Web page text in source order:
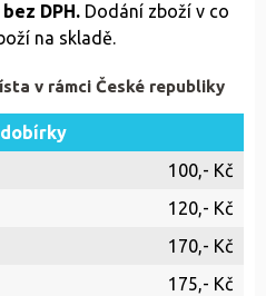
DPH. Dodání zboží v co
na skladě.
v rámci České republiky
100,- Kč
120,- Kč
170,- Kč
175,- Kč